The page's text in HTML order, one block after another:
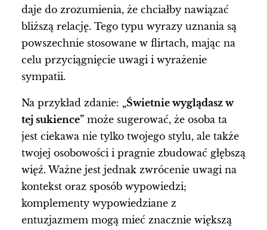
daje do zrozumienia, że chciałby nawiązać
bliższą relację. Tego typu wyrazy uznania są
powszechnie stosowane w flirtach, mając na
celu przyciągnięcie uwagi i wyrażenie
sympatii.
Na przykład zdanie: „Świetnie wyglądasz w
tej sukience” może sugerować, że osoba ta
jest ciekawa nie tylko twojego stylu, ale także
twojej osobowości i pragnie zbudować głębszą
więź. Ważne jest jednak zwrócenie uwagi na
kontekst oraz sposób wypowiedzi;
komplementy wypowiedziane z
entuzjazmem mogą mieć znacznie większą